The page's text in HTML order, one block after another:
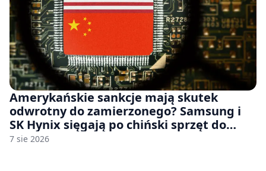
Amerykańskie sankcje mają skutek
odwrotny do zamierzonego? Samsung i
SK Hynix sięgają po chiński sprzęt do
fabryk chipów
7 sie 2026